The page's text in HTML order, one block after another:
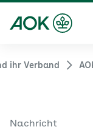
ihr Verband
Nachricht